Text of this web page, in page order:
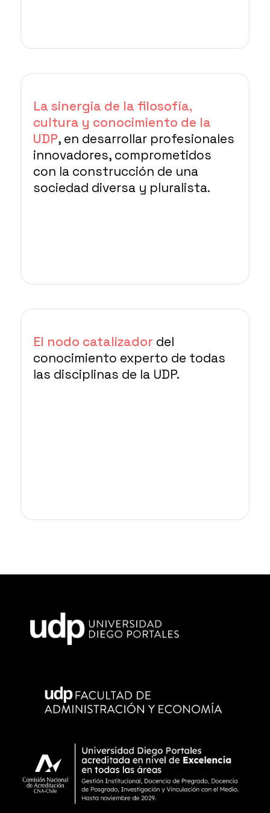
La sinergia de la filosofía,
cultura y conocimiento de la
UDP, en desarrollar profesionales
innovadores, comprometidos
con la construcción de una
sociedad diversa y pluralista.
El nodo catalizador del
conocimiento experto de todas
las disciplinas de la UDP.